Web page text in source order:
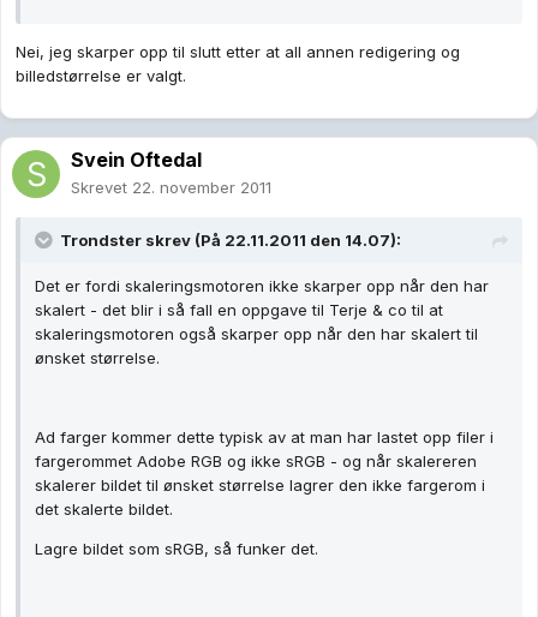
Nei, jeg skarper opp til slutt etter at all annen redigering og
billedstørrelse er valgt.
Svein Oftedal
Skrevet 22. november 2011
Trondster skrev (På 22.11.2011 den 14.07):
Det er fordi skaleringsmotoren ikke skarper opp når den har
skalert - det blir i så fall en oppgave til Terje & co til at
skaleringsmotoren også skarper opp når den har skalert til
ønsket størrelse.
Ad farger kommer dette typisk av at man har lastet opp filer i
fargerommet Adobe RGB og ikke sRGB - og når skalereren
skalerer bildet til ønsket størrelse lagrer den ikke fargerom i
det skalerte bildet.
Lagre bildet som sRGB, så funker det.